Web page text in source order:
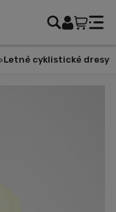
Letné cyklistické dresy